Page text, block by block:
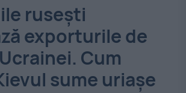
rusești
exporturile de
Cum
sume uriașe